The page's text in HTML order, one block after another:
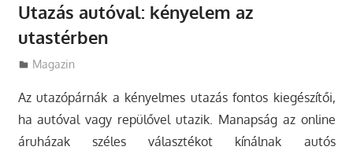
Utazás autóval: kényelem az
utastérben
Utazasok.org
Magazin
Az utazópárnák a kényelmes utazás fontos kiegészítői,
ha autóval vagy repülővel utazik. Manapság az online
áruházak széles választékot kínálnak autós